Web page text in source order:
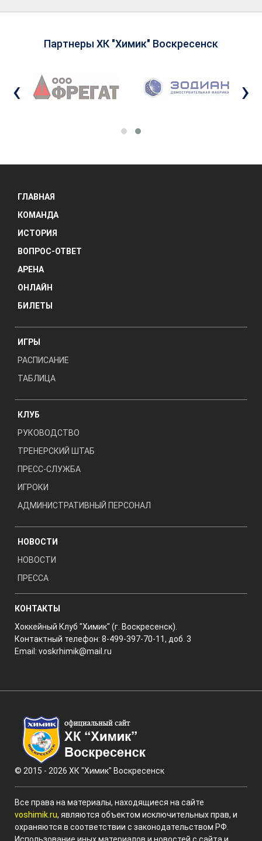
Партнеры ХК "Химик" Воскресенск
‹ ›
ГЛАВНАЯ
КОМАНДА
ИСТОРИЯ
ВОПРОС-ОТВЕТ
АРЕНА
ОНЛАЙН
БИЛЕТЫ
ИГРЫ
РАСПИСАНИЕ
ТАБЛИЦА
КЛУБ
РУКОВОДСТВО
ТРЕНЕРСКИЙ ШТАБ
ПРЕСС-СЛУЖБА
ИГРОКИ
АДМИНИСТРАТИВНЫЙ ПЕРСОНАЛ
НОВОСТИ
НОВОСТИ
ПРЕССА
КОНТАКТЫ
Хоккейный Клуб "Химик" (г. Воскресенск).
Контактный телефон: 8-499-397-70-11, доб. 3
Email: voskrhimik@mail.ru
© 2015 - 2026 ХК "Химик" Воскресенск
Все права на материалы, находящиеся на сайте
voshimik.ru, являются объектом исключительных прав, и
охраняются в соответствии с законодательством РФ.
Использование иных материалов и новостей с сайта и